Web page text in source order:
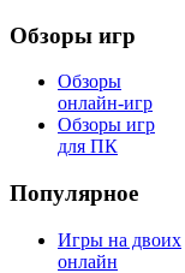
Обзоры игр
Обзоры
онлайн-игр
Обзоры игр
для ПК
Популярное
Игры на двоих
онлайн